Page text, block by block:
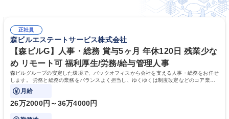
正社員
森ビルエステートサービス株式会社
【森ビルG】人事・総務 賞与5ヶ月 年休120日 残業少な
め リモート可 福利厚生/労務/給与管理人事
森ビルグループの安定した環境で、バックオフィスから会社を支える人事・総務をお任せ
します。 労務と総務の業務をバランスよく担当し、ゆくゆくは制度改定などのコア業務
にも挑戦できる、やりがいある環境です。
月給
26万2000円～36万4000円